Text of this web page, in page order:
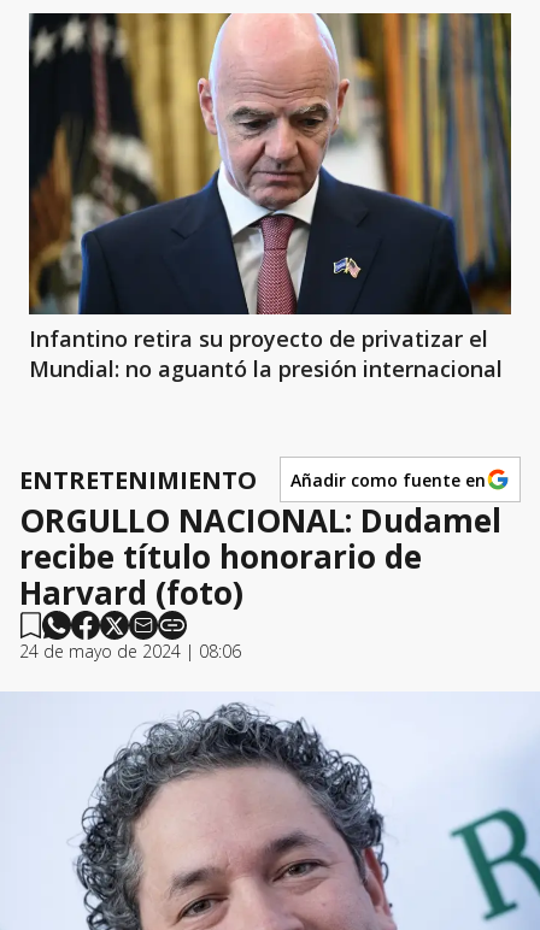
Infantino retira su proyecto de privatizar el
Mundial: no aguantó la presión internacional
ENTRETENIMIENTO Añadir como fuente en
ORGULLO NACIONAL: Dudamel
recibe título honorario de
Harvard (foto)
24 de mayo de 2024 | 08:06